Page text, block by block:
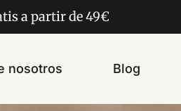
a partir de 49€
nosotros Blog